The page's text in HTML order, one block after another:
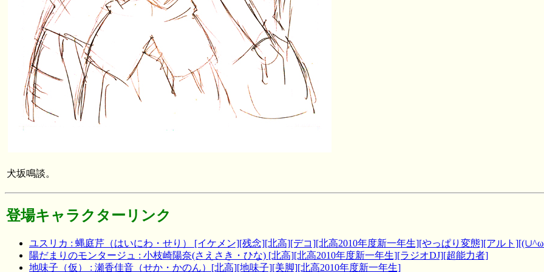
犬坂鳴談。
登場キャラクターリンク
ユスリカ : 蝿庭芹（はいにわ・せり） [イケメン][残念][北高][デコ][北高2010年度新一年生][やっぱり変態][アルト
陽だまりのモンタージュ : 小枝崎陽奈(さえさき・ひな) [北高][北高2010年度新一年生][ラジオDJ][超能力者]
地味子（仮） : 瀬香佳音（せか・かのん）[北高][地味子][美脚][北高2010年度新一年生]